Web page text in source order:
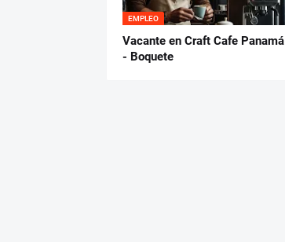
EMPLEO
Vacante en Craft Cafe Panamá
- Boquete